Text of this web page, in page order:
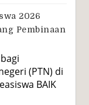
2026
Pembinaan
(PTN) di
BAIK